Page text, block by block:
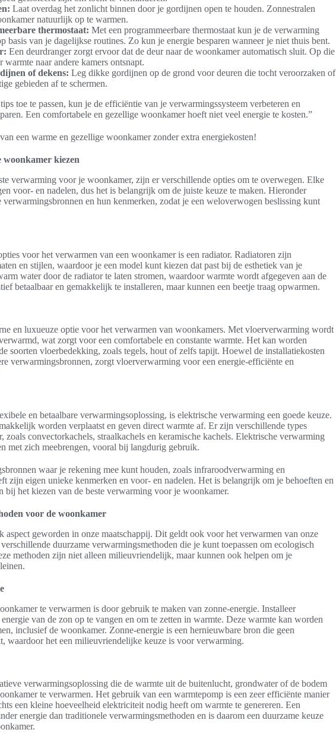
Laat overdag het zonlicht binnen door je gordijnen open te houden. Zonnestralen
natuurlijk op te warmen.
thermostaat: Met een programmeerbare thermostaat kun je de verwarming
basis van je dagelijkse routines. Zo kun je energie besparen wanneer je niet thuis bent.
Een deurdranger zorgt ervoor dat de deur naar de woonkamer automatisch sluit. Op die
naar andere kamers ontsnapt.
of dekens: Leg dikke gordijnen op de grond voor deuren die tocht veroorzaken of
gebieden af te schermen.
toe te passen, kun je de efficiëntie van je verwarmingssysteem verbeteren en
Een comfortabele en gezellige woonkamer hoeft niet veel energie te kosten.”
een warme en gezellige woonkamer zonder extra energiekosten!
woonkamer kiezen
verwarming voor je woonkamer, zijn er verschillende opties om te overwegen. Elke
voor- en nadelen, dus het is belangrijk om de juiste keuze te maken. Hieronder
verwarmingsbronnen en hun kenmerken, zodat je een weloverwogen beslissing kunt
voor het verwarmen van een woonkamer is een radiator. Radiatoren zijn
en stijlen, waardoor je een model kunt kiezen dat past bij de esthetiek van je
water door de radiator te laten stromen, waardoor warmte wordt afgegeven aan de
betaalbaar en gemakkelijk te installeren, maar kunnen een beetje traag opwarmen.
en luxueuze optie voor het verwarmen van woonkamers. Met vloerverwarming wordt
wat zorgt voor een comfortabele en constante warmte. Het kan worden
soorten vloerbedekking, zoals tegels, hout of zelfs tapijt. Hoewel de installatiekosten
verwarmingsbronnen, zorgt vloerverwarming voor een energie-efficiënte en
en betaalbare verwarmingsoplossing, is elektrische verwarming een goede keuze.
worden verplaatst en geven direct warmte af. Er zijn verschillende types
zoals convectorkachels, straalkachels en keramische kachels. Elektrische verwarming
met zich meebrengen, vooral bij langdurig gebruik.
waar je rekening mee kunt houden, zoals infraroodverwarming en
zijn eigen unieke kenmerken en voor- en nadelen. Het is belangrijk om je behoeften en
bij het kiezen van de beste verwarming voor je woonkamer.
voor de woonkamer
aspect geworden in onze maatschappij. Dit geldt ook voor het verwarmen van onze
duurzame verwarmingsmethoden die je kunt toepassen om ecologisch
methoden zijn niet alleen milieuvriendelijk, maar kunnen ook helpen om je
te verwarmen is door gebruik te maken van zonne-energie. Installeer
van de zon op te vangen en om te zetten in warmte. Deze warmte kan worden
inclusief de woonkamer. Zonne-energie is een hernieuwbare bron die geen
waardoor het een milieuvriendelijke keuze is voor verwarming.
verwarmingsoplossing die de warmte uit de buitenlucht, grondwater of de bodem
te verwarmen. Het gebruik van een warmtepomp is een zeer efficiënte manier
een kleine hoeveelheid elektriciteit nodig heeft om warmte te genereren. Een
energie dan traditionele verwarmingsmethoden en is daarom een duurzame keuze